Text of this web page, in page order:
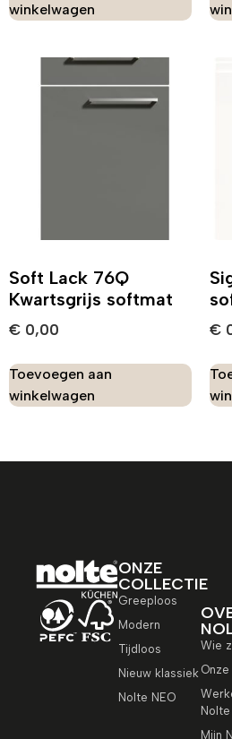
winkelwagen
Soft Lack 76Q
Kwartsgrijs softmat
€ 0,00
Toevoegen aan
winkelwagen
€
ONZE
COLLECTIE
Greeploos
Modern
Tijdloos
Nieuw klassiek
Nolte NEO
Wie
Nolte
Mijn